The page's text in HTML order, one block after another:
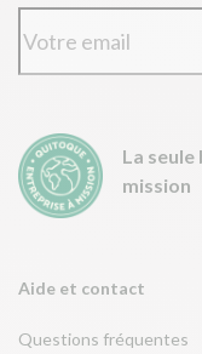
Aide et contact
Questions fréquentes
La
mission